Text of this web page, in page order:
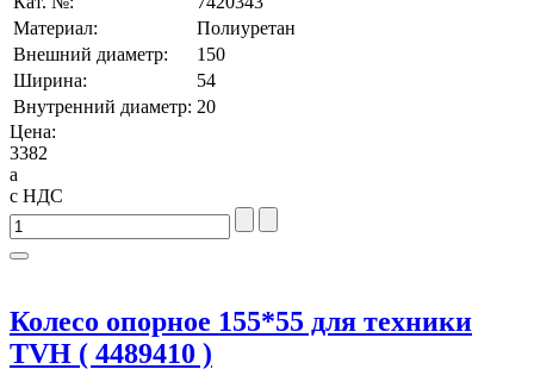
Материал:
Полиуретан
Внешний диаметр:
150
Ширина:
54
Внутренний диаметр: 20
Цена:
3382
a
с НДС
Колесо опорное 155*55 для техники
TVH ( 4489410 )